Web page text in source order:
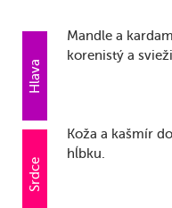
Hlava
Mandle a
korenistý a
Srdce
Koža a kašmír
hĺbku.